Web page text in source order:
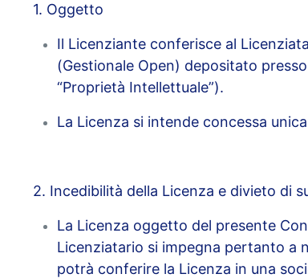
1. Oggetto
Il Licenziante conferisce al
(Gestionale Open) depositato
“Proprietà Intellettuale”).
La Licenza si intende concessa
2. Incedibilità della Licenza e divieto di
La Licenza oggetto del presente
Licenziatario si impegna pertanto a
potrà conferire la Licenza in una